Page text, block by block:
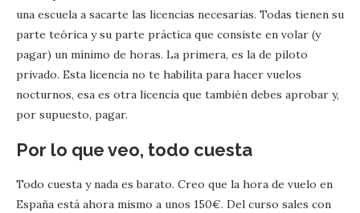
una escuela a sacarte las licencias necesarias. Todas tienen su
parte teórica y su parte práctica que consiste en volar (y
pagar) un mínimo de horas. La primera, es la de piloto
privado. Esta licencia no te habilita para hacer vuelos
nocturnos, esa es otra licencia que también debes aprobar y,
por supuesto, pagar.
Por lo que veo, todo cuesta
Todo cuesta y nada es barato. Creo que la hora de vuelo en
España está ahora mismo a unos 150€. Del curso sales con